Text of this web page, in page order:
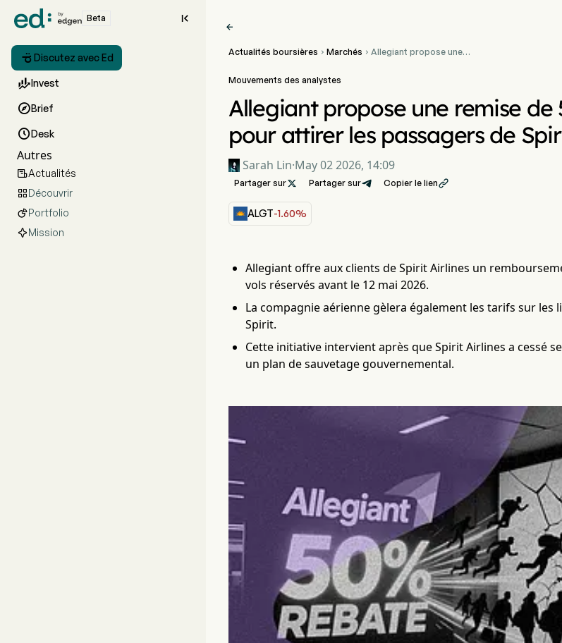
Beta 
 Discutez avec Ed
Invest
Brief
Desk
Autres
Actualités
Découvrir
Portfolio
Mission

Actualités boursières  Marchés  Allegiant propose une
Mouvements des analystes
Allegiant propose une remise
pour attirer les passagers de
Sarah Lin·May 02 2026, 14:09
Partager sur Partager sur Copier le lien
ALGT-1.60%
Allegiant offre aux clients de Spirit Airlines un
vols réservés avant le 12 mai 2026.
La compagnie aérienne gèlera également les tarifs sur les
Spirit.
Cette initiative intervient après que Spirit Airlines a cessé
un plan de sauvetage gouvernemental.